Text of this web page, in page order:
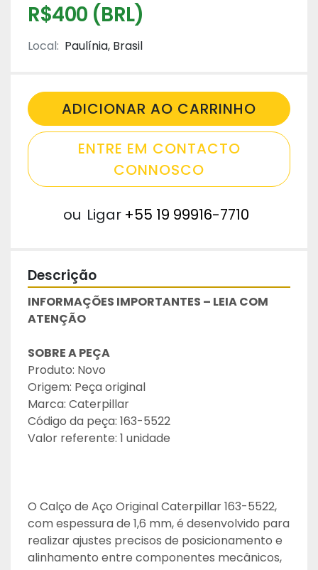
R$400 (BRL)
Local: Paulínia, Brasil
ADICIONAR AO CARRINHO
ENTRE EM CONTACTO
CONNOSCO
ou Ligar +55 19 99916-7710
Descrição
INFORMAÇÕES IMPORTANTES – LEIA COM
ATENÇÃO
SOBRE A PEÇA
Produto: Novo
Origem: Peça original
Marca: Caterpillar
Código da peça: 163-5522
Valor referente: 1 unidade
O Calço de Aço Original Caterpillar 163-5522,
com espessura de 1,6 mm, é desenvolvido para
realizar ajustes precisos de posicionamento e
alinhamento entre componentes mecânicos,